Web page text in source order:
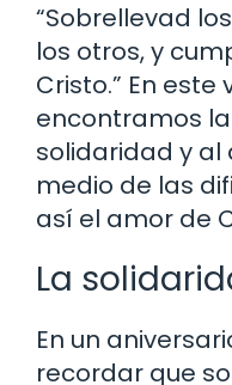
“Sobrellevad
los otros, y
Cristo.” En este
encontramos
solidaridad y al
medio de las
así el amor de
La
En un
recordar que